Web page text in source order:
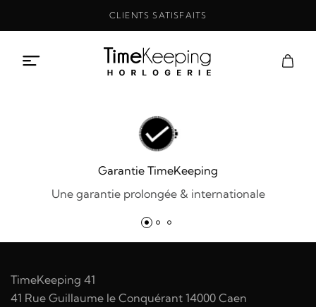
CLIENTS SATISFAITS
Garantie TimeKeeping
Une garantie prolongée & internationale
TimeKeeping 41
41 Rue Guillaume le Conquérant 14000 Caen